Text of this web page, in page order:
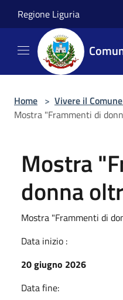
Regione Liguria
Home > Vivere il Comune
Mostra "Frammenti di
Mostra
donna
Mostra "Frammenti di
Data inizio :
20 giugno 2026
Data fine: